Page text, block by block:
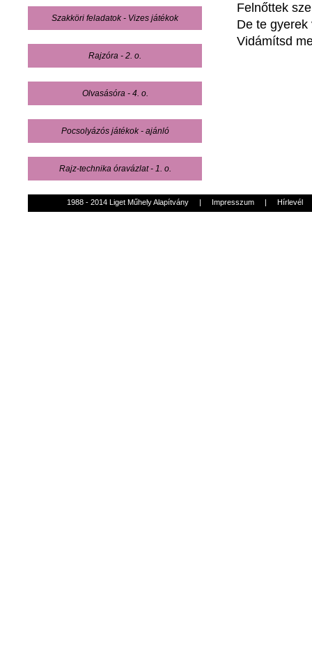
Szakköri feladatok - Vizes játékok
Rajzóra - 2. o.
Olvasásóra - 4. o.
Pocsolyázós játékok - ajánló
Rajz-technika óravázlat - 1. o.
Felnőttek
De te gyerek
Vidámítsd
1988 - 2014 Liget Műhely Alapítvány | Impresszum | Hírlevél